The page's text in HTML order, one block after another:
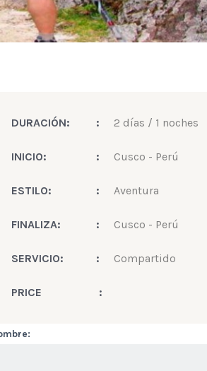
DURACIÓN: : 2 días / 1 noches
INICIO: : Cusco - Perú
ESTILO: : Aventura
FINALIZA: : Cusco - Perú
SERVICIO: : Compartido
PRICE :